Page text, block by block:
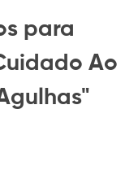
para
Ao